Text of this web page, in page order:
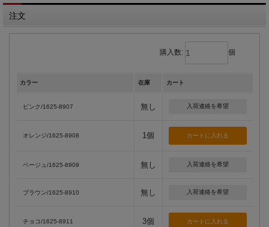
注文
購入数: 個
カラー 在庫 カート
ピンク/1625-8907 無し 入荷連絡を希望
オレンジ/1625-8908 1個
ベージュ/1625-8909 無し 入荷連絡を希望
ブラウン/1625-8910 無し 入荷連絡を希望
チョコ/1625-8911 3個